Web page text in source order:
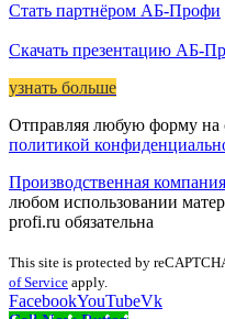
Стать партнёром АБ-Профи
Скачать презентацию АБ-
узнать больше
Отправляя любую форму на
политикой
Производственная
любом использовании
profi.ru обязательна
This site is protected by
of Service apply.
FacebookYouTubeVk